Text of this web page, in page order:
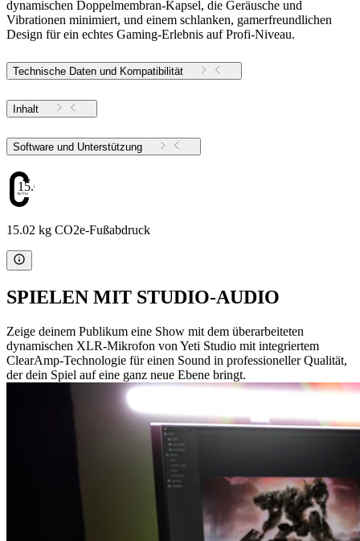
dynamischen Doppelmembran-Kapsel, die Geräusche und
Vibrationen minimiert, und einem schlanken, gamerfreundlichen
Design für ein echtes Gaming-Erlebnis auf Profi-Niveau.
Technische Daten und Kompatibilität
Inhalt
Software und Unterstützung
15.02
15.02 kg CO2e-Fußabdruck
SPIELEN MIT STUDIO-AUDIO
Zeige deinem Publikum eine Show mit dem überarbeiteten
dynamischen XLR-Mikrofon von Yeti Studio mit integriertem
ClearAmp-Technologie für einen Sound in professioneller Qualität,
der dein Spiel auf eine ganz neue Ebene bringt.